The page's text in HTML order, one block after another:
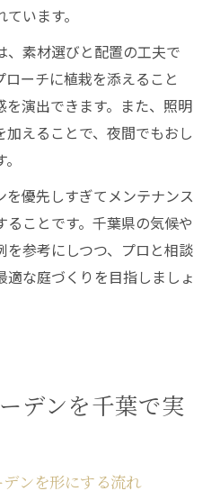
います。
、素材選びと配置の工夫で
ーチに植栽を添えること
演出できます。また、照明
えることで、夜間でもおし
優先しすぎてメンテナンス
ことです。千葉県の気候や
参考にしつつ、プロと相談
適な庭づくりを目指しましょ
デンを千葉で実
ンを形にする流れ